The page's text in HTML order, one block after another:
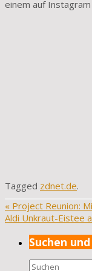
einem auf
Tagged zdnet.de.
« Project Reunion:
Aldi Unkraut-Eistee
Suchen
Suchen